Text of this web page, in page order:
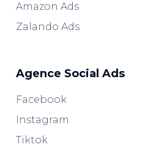
Amazon Ads
Zalando Ads
Agence Social Ads
Facebook
Instagram
Tiktok